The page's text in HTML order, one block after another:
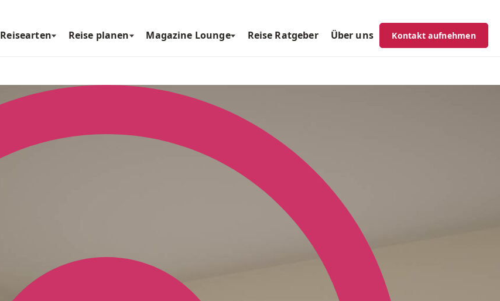
Reisearten Reise planen Magazine Lounge Reise Ratgeber Über uns Kontakt aufnehmen